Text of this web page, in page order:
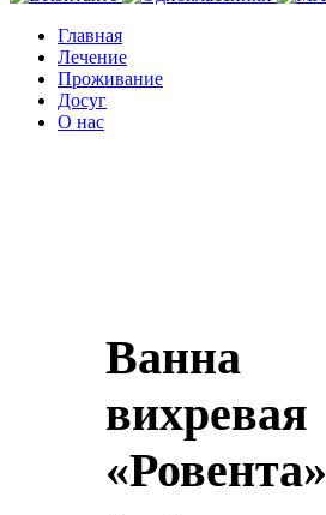
Главная
Лечение
Проживание
Досуг
О нас
Ванна
вихревая
«Ровента»